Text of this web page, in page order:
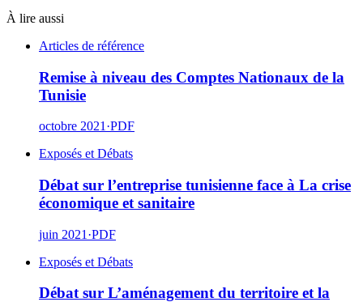
À lire aussi
Articles de référence
Remise à niveau des Comptes Nationaux de la
Tunisie
octobre 2021 ·PDF
Exposés et Débats
Débat sur l’entreprise tunisienne face à La crise
économique et sanitaire
juin 2021 ·PDF
Exposés et Débats
Débat sur L’aménagement du territoire et la